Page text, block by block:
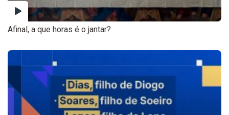
Afinal, a que horas é o jantar?